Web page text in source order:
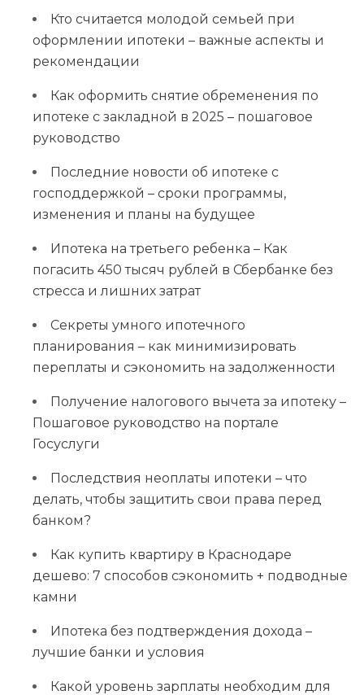
Кто считается молодой семьей при
оформлении ипотеки – важные аспекты и
рекомендации
Как оформить снятие обременения по
ипотеке с закладной в 2025 – пошаговое
руководство
Последние новости об ипотеке с
господдержкой – сроки программы,
изменения и планы на будущее
Ипотека на третьего ребенка – Как
погасить 450 тысяч рублей в Сбербанке без
стресса и лишних затрат
Секреты умного ипотечного
планирования – как минимизировать
переплаты и сэкономить на задолженности
Получение налогового вычета за ипотеку –
Пошаговое руководство на портале
Госуслуги
Последствия неоплаты ипотеки – что
делать, чтобы защитить свои права перед
банком?
Как купить квартиру в Краснодаре
дешево: 7 способов сэкономить + подводные
камни
Ипотека без подтверждения дохода –
лучшие банки и условия
Какой уровень зарплаты необходим для